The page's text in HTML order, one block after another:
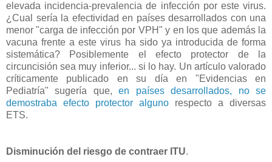
elevada incidencia-prevalencia de infección por este virus.
¿Cual sería la efectividad en países desarrollados con una
menor "carga de infección por VPH" y en los que además la
vacuna frente a este virus ha sido ya introducida de forma
sistemática? Posiblemente el efecto protector de la
circuncisión sea muy inferior... si lo hay. Un artículo valorado
críticamente publicado en su día en "Evidencias en
Pediatría" sugería que,en países desarrollados, no se
demostraba efecto protector alguno respecto a diversas
ETS.
Disminución del riesgo de contraer ITU.